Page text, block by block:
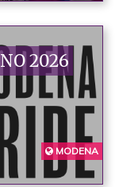
2026
MODENA